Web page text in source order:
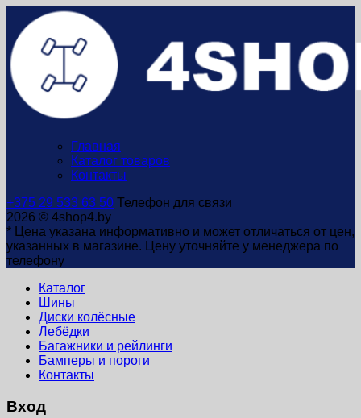
Главная
Каталог товаров
Контакты
+375 29 533 63 50 Телефон для связи
2026 © 4shop4.by
* Цена указана информативно и может отличаться от цен,
указанных в магазине. Цену уточняйте у менеджера по
телефону
Каталог
Шины
Диски колёсные
Лебёдки
Багажники и рейлинги
Бамперы и пороги
Контакты
Вход